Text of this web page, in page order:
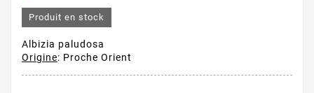
Produit en stock
Albizia paludosa
Origine: Proche Orient